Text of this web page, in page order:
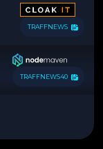
TRAFFNEWS
TRAFFNEWS40